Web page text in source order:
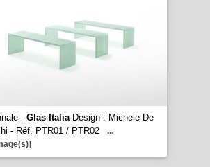
- Glas ItaliaDesign : Michele De
- Réf. PTR01 / PTR02
...